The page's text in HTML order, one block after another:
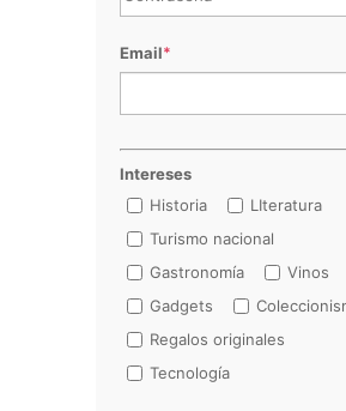
Email*
Intereses
Historia
LIteratura
Turismo nacional
Gastronomía
Vinos
Gadgets
Regalos originales
Tecnología